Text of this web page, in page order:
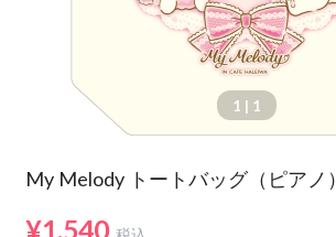
1 | 1
My Melody トートバッグ（ピアノ）
¥1,540